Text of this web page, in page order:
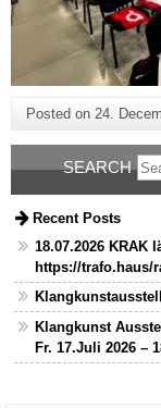
Posted on 24.
SEARCH
Recent Posts
18.07.2026 KRAK
https://trafo.haus/
Klangkunst
Fr. 17.Juli 2026 –